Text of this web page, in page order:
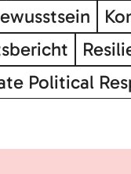
Political